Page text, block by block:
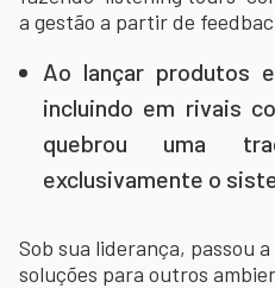
a gestão a partir de
Ao lançar produtos
incluindo em rivais
quebrou uma
exclusivamente o
Sob sua liderança, passou
soluções para outros